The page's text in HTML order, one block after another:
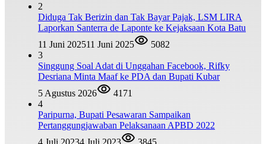
2
Diduga Tak Berizin dan Tak Bayar Pajak, LSM LIRA
Laporkan Santerra de Laponte ke Kejaksaan Kota Batu
11 Juni 202511 Juni 2025
5082
3
Singgung Soal Adat di Unggahan Facebook, Rifky
Desriana Minta Maaf ke PDA dan Bupati Kubar
5 Agustus 2026
4171
4
Paripurna, Bupati Pesawaran Sampaikan
Pertanggungjawaban Pelaksanaan APBD 2022
4 Juli 20234 Juli 2023
3845